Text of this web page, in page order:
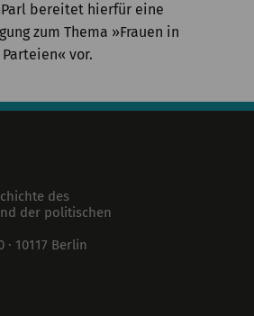
bereitet hierfür eine
zum Thema »Frauen in
vor.
des
der politischen
· 10117 Berlin